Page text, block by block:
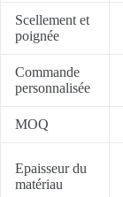
Scellement et
poignée
Commande
personnalisée
MOQ
Epaisseur du
matériau